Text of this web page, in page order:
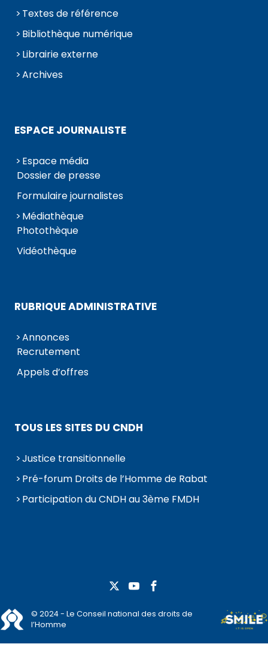
Textes de référence
Bibliothèque numérique
Librairie externe
Archives
ESPACE JOURNALISTE
Espace média
Dossier de presse
Formulaire journalistes
Médiathèque
Photothèque
Vidéothèque
RUBRIQUE ADMINISTRATIVE
Annonces
Recrutement
Appels d’offres
TOUS LES SITES DU CNDH
Justice transitionnelle
Pré-forum Droits de l’Homme de Rabat
Participation du CNDH au 3ème FMDH
© 2024 - Le Conseil national des droits de
l’Homme